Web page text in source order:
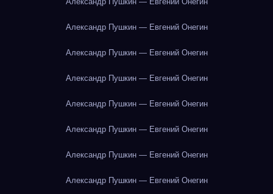
Александр Пушкин — Евгений Онегин
Александр Пушкин — Евгений Онегин
Александр Пушкин — Евгений Онегин
Александр Пушкин — Евгений Онегин
Александр Пушкин — Евгений Онегин
Александр Пушкин — Евгений Онегин
Александр Пушкин — Евгений Онегин